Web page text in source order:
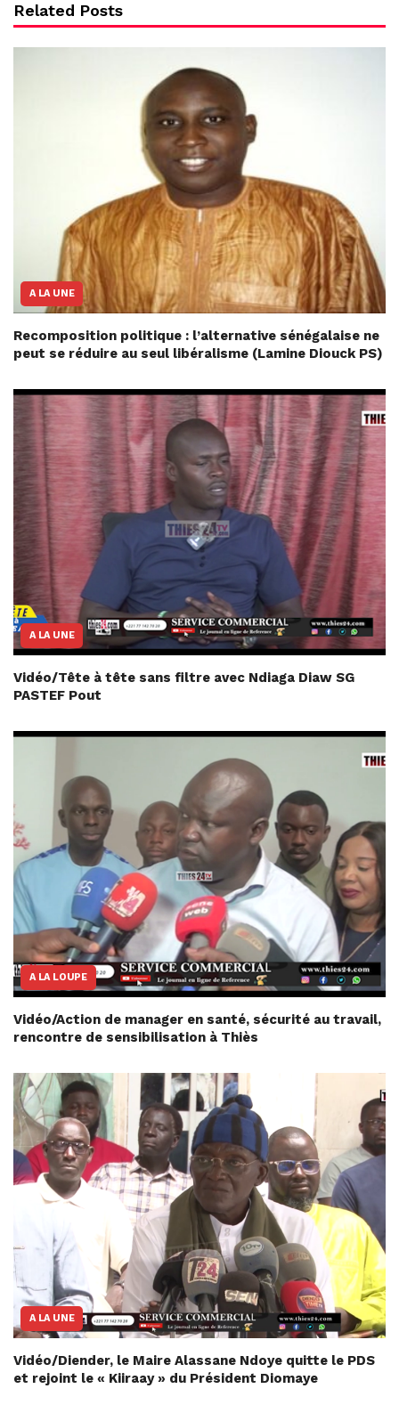
Related Posts
A LA UNE
Recomposition politique : l’alternative sénégalaise ne
peut se réduire au seul libéralisme (Lamine Diouck PS)
A LA UNE
Vidéo/Tête à tête sans filtre avec Ndiaga Diaw SG
PASTEF Pout
A LA LOUPE
Vidéo/Action de manager en santé, sécurité au travail,
rencontre de sensibilisation à Thiès
A LA UNE
Vidéo/Diender, le Maire Alassane Ndoye quitte le PDS
et rejoint le « Kiiraay » du Président Diomaye